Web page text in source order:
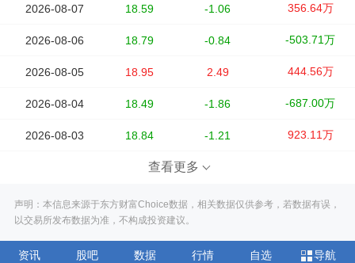
2026-08-07 18.59 -1.06 356.64万
2026-08-06 18.79 -0.84 -503.71万
2026-08-05 18.95 2.49 444.56万
2026-08-04 18.49 -1.86 -687.00万
2026-08-03 18.84 -1.21 923.11万
查看更多
声明：本信息来源于东方财富Choice数据，相关数据仅供参考，若数据有误，
以交易所发布数据为准，不构成投资建议。
资讯 股吧 数据 行情 自选 导航